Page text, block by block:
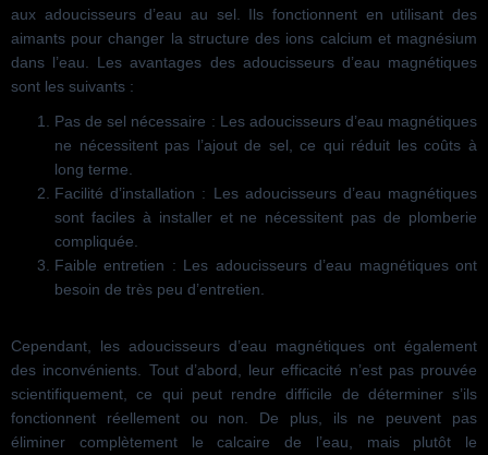
aux adoucisseurs d’eau au sel. Ils fonctionnent en utilisant des
aimants pour changer la structure des ions calcium et magnésium
dans l’eau. Les avantages des adoucisseurs d’eau magnétiques
sont les suivants :
Pas de sel nécessaire : Les adoucisseurs d’eau magnétiques
ne nécessitent pas l’ajout de sel, ce qui réduit les coûts à
long terme.
Facilité d’installation : Les adoucisseurs d’eau magnétiques
sont faciles à installer et ne nécessitent pas de plomberie
compliquée.
Faible entretien : Les adoucisseurs d’eau magnétiques ont
besoin de très peu d’entretien.
Cependant, les adoucisseurs d’eau magnétiques ont également
des inconvénients. Tout d’abord, leur efficacité n’est pas prouvée
scientifiquement, ce qui peut rendre difficile de déterminer s’ils
fonctionnent réellement ou non. De plus, ils ne peuvent pas
éliminer complètement le calcaire de l’eau, mais plutôt le